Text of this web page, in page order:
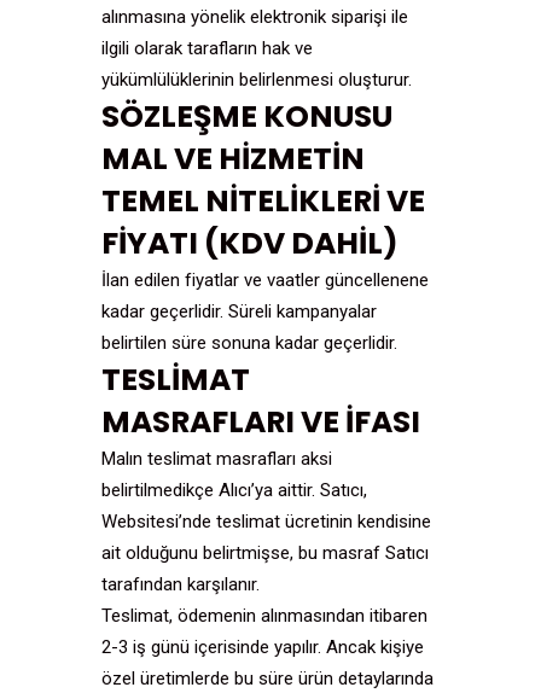
alınmasına yönelik elektronik siparişi ile
ilgili olarak tarafların hak ve
yükümlülüklerinin belirlenmesi oluşturur.
SÖZLEŞME KONUSU
MAL VE HİZMETİN
TEMEL NİTELİKLERİ VE
FİYATI (KDV DAHİL)
İlan edilen fiyatlar ve vaatler güncellenene
kadar geçerlidir. Süreli kampanyalar
belirtilen süre sonuna kadar geçerlidir.
TESLİMAT
MASRAFLARI VE İFASI
Malın teslimat masrafları aksi
belirtilmedikçe Alıcı’ya aittir. Satıcı,
Websitesi’nde teslimat ücretinin kendisine
ait olduğunu belirtmişse, bu masraf Satıcı
tarafından karşılanır.
Teslimat, ödemenin alınmasından itibaren
2-3 iş günü içerisinde yapılır. Ancak kişiye
özel üretimlerde bu süre ürün detaylarında